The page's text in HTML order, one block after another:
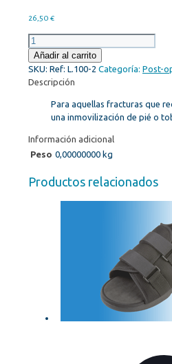
26,50 €
Tovipie
plano
Escayola
Señora
Añadir al carrito
SKU: Ref: L.100-2 Categoría: Post-
Descripción
Para aquellas fracturas que
una inmovilización de pié o
Información adicional
Peso 0,00000000 kg
Productos relacionados